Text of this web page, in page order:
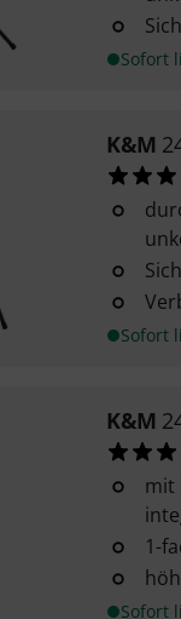
Sofort
K&M
Sofort
K&M
mit
1-
Sofort